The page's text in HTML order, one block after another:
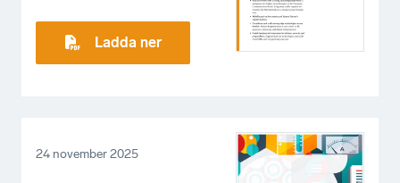
Ladda ner
24 november 2025